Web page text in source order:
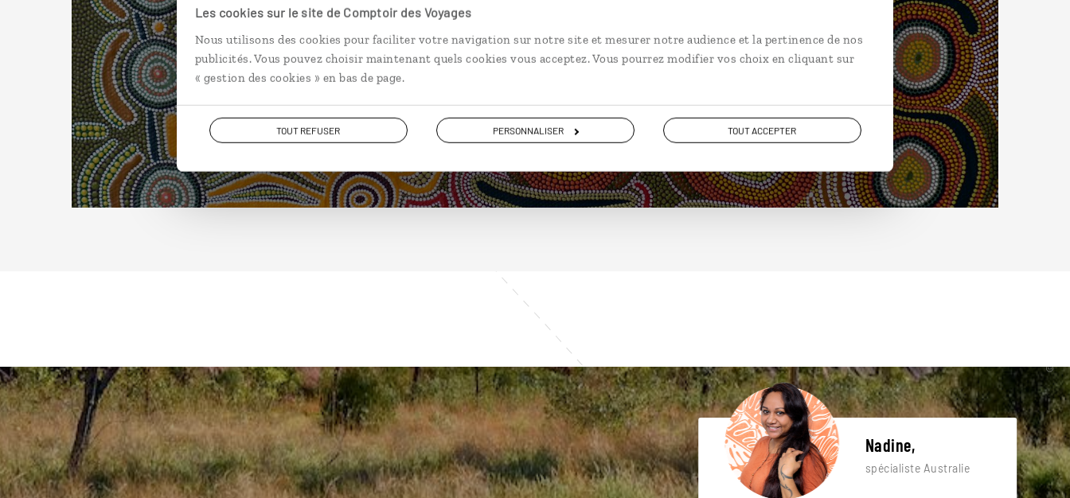
Les cookies sur le site de Comptoir des Voyages
Nous utilisons des cookies pour faciliter votre navigation sur notre site et mesurer notre audience et la pertinence de nos
publicités. Vous pouvez choisir maintenant quels cookies vous acceptez. Vous pourrez modifier vos choix en cliquant sur
« gestion des cookies » en bas de page.
TOUT REFUSER PERSONNALISER TOUT ACCEPTER
Australie
DÉCOUVRIR
Nadine,
spécialiste Australie